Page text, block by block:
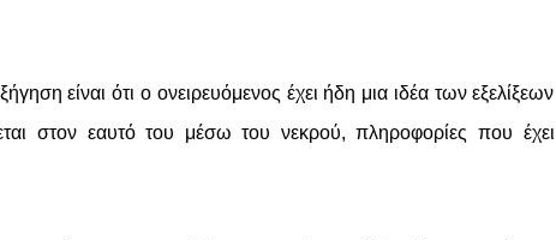
είναι ότι ο ονειρευόμενος έχει ήδη μια ιδέα των εξελίξεων
στον εαυτό του μέσω του νεκρού, πληροφορίες που έχει